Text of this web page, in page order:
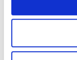
(Chiara Balestrino,
Walentyna Kaszubska,
possibile seguire il